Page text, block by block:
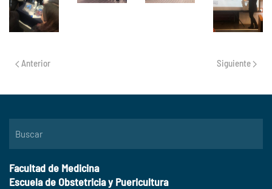
Anterior Siguiente
Facultad de Medicina
Escuela de Obstetricia y Puericultura